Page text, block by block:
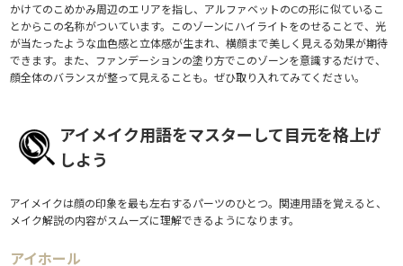
かけてのこめかみ周辺のエリアを指し、アルファベットのCの形に似ているこ
とからこの名称がついています。このゾーンにハイライトをのせることで、光
が当たったような血色感と立体感が生まれ、横顔まで美しく見える効果が期待
できます。また、ファンデーションの塗り方でこのゾーンを意識するだけで、
顔全体のバランスが整って見えることも。ぜひ取り入れてみてください。
アイメイク用語をマスターして目元を格上げ
しよう
アイメイクは顔の印象を最も左右するパーツのひとつ。関連用語を覚えると、
メイク解説の内容がスムーズに理解できるようになります。
アイホール